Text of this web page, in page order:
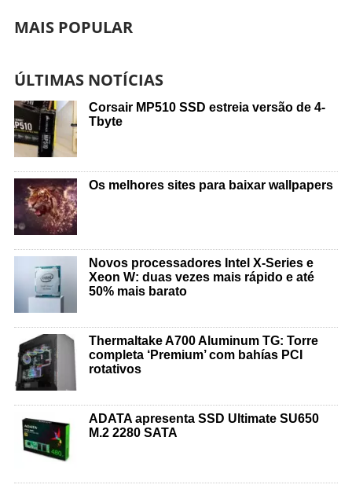
MAIS POPULAR
ÚLTIMAS NOTÍCIAS
Corsair MP510 SSD estreia versão de 4-
Tbyte
Os melhores sites para baixar wallpapers
Novos processadores Intel X-Series e
Xeon W: duas vezes mais rápido e até
50% mais barato
Thermaltake A700 Aluminum TG: Torre
completa ‘Premium’ com bahías PCI
rotativos
ADATA apresenta SSD Ultimate SU650
M.2 2280 SATA